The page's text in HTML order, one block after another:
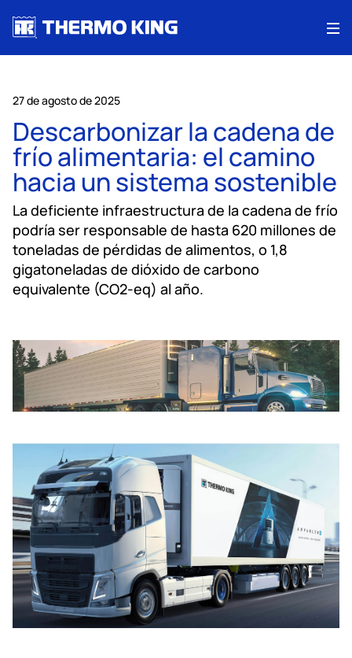
27 de agosto de 2025
Descarbonizar la cadena de
frío alimentaria: el camino
hacia un sistema sostenible
La deficiente infraestructura de la cadena de frío
podría ser responsable de hasta 620 millones de
toneladas de pérdidas de alimentos, o 1,8
gigatoneladas de dióxido de carbono
equivalente (CO2-eq) al año.